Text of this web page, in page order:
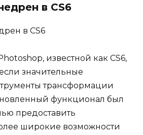
в CS6
известной как CS6,
значительные
трансформации
функционал был
предоставить
широкие возможности